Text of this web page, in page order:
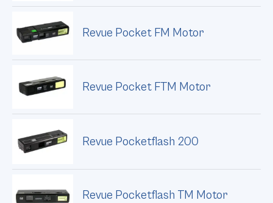
Revue Pocket FM Motor
Revue Pocket FTM Motor
Revue Pocketflash 200
Revue Pocketflash TM Motor